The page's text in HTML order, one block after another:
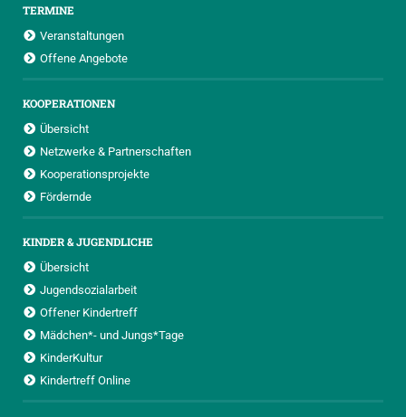
TERMINE
Veranstaltungen
Offene Angebote
KOOPERATIONEN
Übersicht
Netzwerke & Partnerschaften
Kooperationsprojekte
Fördernde
KINDER & JUGENDLICHE
Übersicht
Jugendsozialarbeit
Offener Kindertreff
Mädchen*- und Jungs*Tage
KinderKultur
Kindertreff Online